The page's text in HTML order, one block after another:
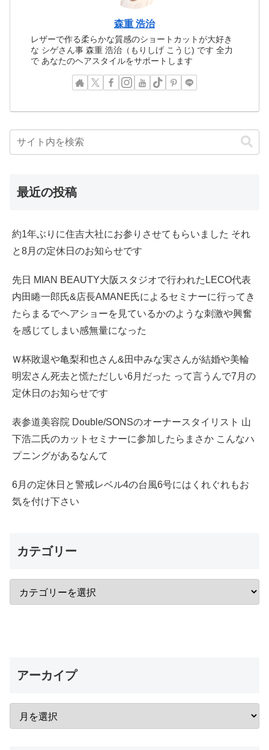
森重 浩治
レザーで作る柔らかな質感のショートカットが大好き
な シゲさん事 森重 浩治（もりしげ こうじ) です 全力
で あなたのヘアスタイルをサポートします
最近の投稿
約1年ぶりに住吉大社にお参りさせてもらいました それ
と8月の定休日のお知らせです
先日 MIAN BEAUTY大阪スタジオで行われたLECO代表
内田睠一郎氏&店長AMANE氏によるセミナーに行ってき
たらまるでヘアショーを見ているかのような刺激や興奮
を感じてしまい感無量になった
Ｗ杯敗退や亀梨和也さん&田中みな実さんが結婚や美輪
明宏さん死去と慌ただしい6月だった って言うんで7月の
定休日のお知らせです
表参道美容院 Double/SONSのオーナースタイリスト 山
下浩二氏のカットセミナーに参加したらまさか こんなハ
プニングがあるなんて
6月の定休日と警戒レベル4の台風6号にはくれぐれもお
気を付け下さい
カテゴリー
アーカイプ